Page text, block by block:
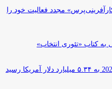
مجدد فعالیت خود را
به کتاب «تئوری انتخاب»